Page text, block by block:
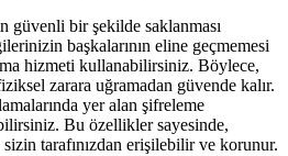
bir şekilde saklanması
başkalarının eline geçmemesi
hizmeti kullanabilirsiniz. Böylece,
zarara uğramadan güvende kalır.
yer alan şifreleme
Bu özellikler sayesinde,
tarafınızdan erişilebilir ve korunur.